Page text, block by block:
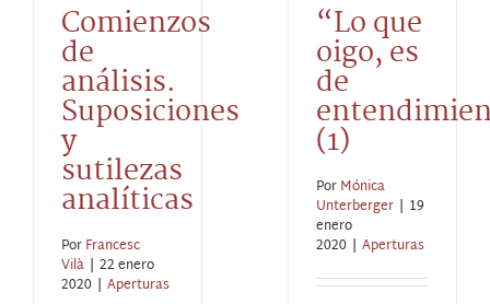
Comienzos
de
análisis.
Suposiciones
y
sutilezas
analíticas
PorFrancesc
Vilà | 22 enero
2020 | Aperturas
“Lo que
oigo, es
de
(1)
PorMónica
Unterberger | 19
enero
2020 | Aperturas